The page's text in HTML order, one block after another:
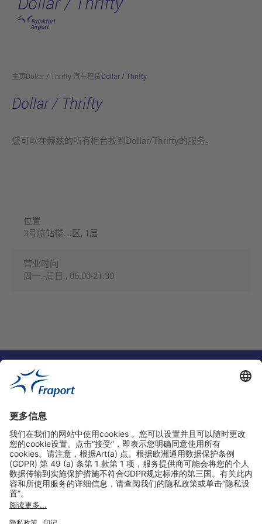
跳转至主页
主页Dollar / Thrifty 汽车租赁Dollar / Thrifty
Dollar / Thrifty
您可以在赫兹的所有柜台找到Dollar/Thrifty的服务。
位置
3号航站楼, J区, 1层
营业时间
周一.-周日., 06:00-21:30
实用链接
购物&线上预定
关于我们